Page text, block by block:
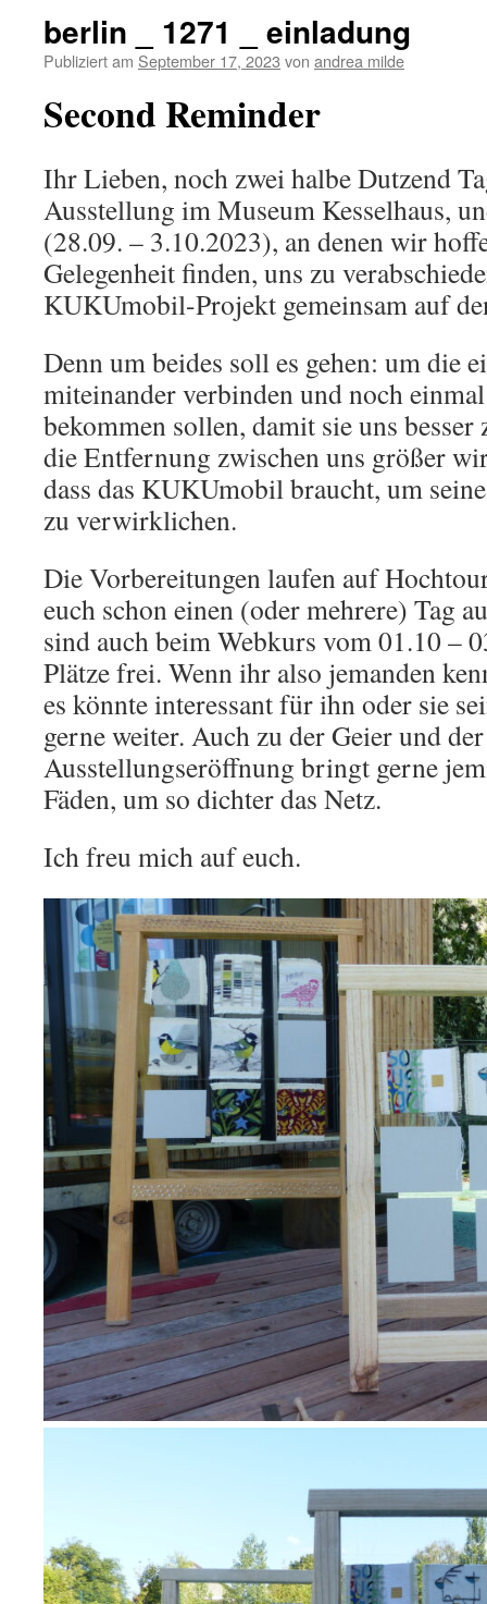
berlin _ 1271 _ einladung
Publiziert am September 17, 2023 von andrea milde
Second Reminder
Ihr Lieben, noch zwei halbe Dutzend
Ausstellung im Museum Kesselhaus,
(28.09. – 3.10.2023), an denen wir
Gelegenheit finden, uns zu
KUKUmobil-Projekt gemeinsam auf
Denn um beides soll es gehen: um die
miteinander verbinden und noch
bekommen sollen, damit sie uns besser
die Entfernung zwischen uns größer
dass das KUKUmobil braucht, um
zu verwirklichen.
Die Vorbereitungen laufen auf
euch schon einen (oder mehrere) Tag
sind auch beim Webkurs vom 01.10 –
Plätze frei. Wenn ihr also jemanden
es könnte interessant für ihn oder sie
gerne weiter. Auch zu der Geier und der
Ausstellungseröffnung bringt gerne
Fäden, um so dichter das Netz.
Ich freu mich auf euch.